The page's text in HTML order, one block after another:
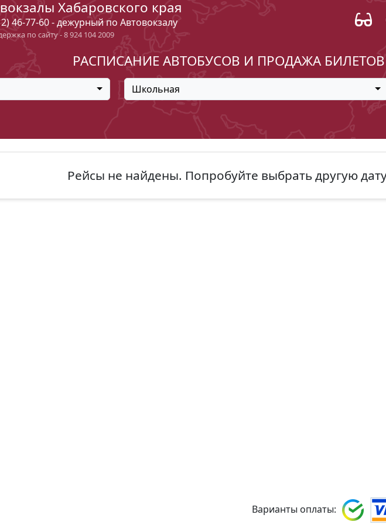
Хабаровского края
46-77-60 - дежурный по Автовокзалу
по сайту - 8 924 104 2009
РАСПИСАНИЕ АВТОБУСОВ И ПРОДАЖА БИЛЕТОВ
Школьная
Рейсы не найдены. Попробуйте выбрать другую
Варианты оплаты: